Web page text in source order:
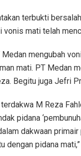
terbukti
vonis mati telah
mengubah
mati. PT Medan
Begitu juga Jefri
terdakwa M Reza
pidana
dakwaan
dengan pidana